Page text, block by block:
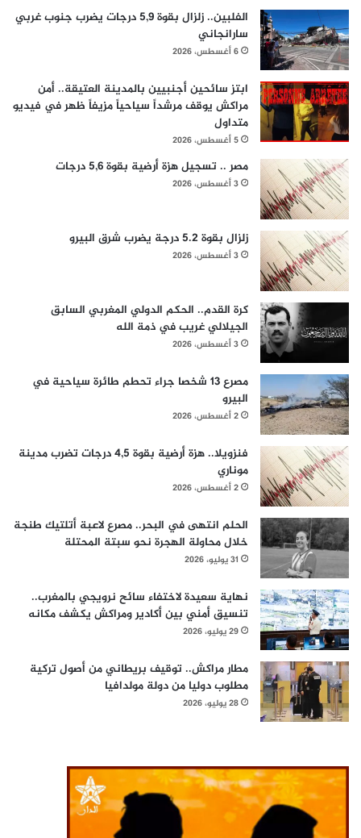
الفلبين.. زلزال بقوة 5,9 درجات يضرب جنوب غربي
سارانجاني
6 أغسطس، 2026
ابتز سائحين أجنبيين بالمدينة العتيقة.. أمن
مراكش يوقف مرشداً سياحياً مزيفاً ظهر في فيديو
متداول
5 أغسطس، 2026
مصر .. تسجيل هزة أرضية بقوة 5,6 درجات
3 أغسطس، 2026
زلزال بقوة 5.2 درجة يضرب شرق البيرو
3 أغسطس، 2026
كرة القدم.. الحكم الدولي المغربي السابق
الجيلالي غريب في ذمة الله
3 أغسطس، 2026
مصرع 13 شخصا جراء تحطم طائرة سياحية في
البيرو
2 أغسطس، 2026
فنزويلا.. هزة أرضية بقوة 4,5 درجات تضرب مدينة
موناري
2 أغسطس، 2026
الحلم انتهى في البحر.. مصرع لاعبة أتلتيك طنجة
خلال محاولة الهجرة نحو سبتة المحتلة
31 يوليو، 2026
نهاية سعيدة لاختفاء سائح نرويجي بالمغرب..
تنسيق أمني بين أكادير ومراكش يكشف مكانه
29 يوليو، 2026
مطار مراكش.. توقيف بريطاني من أصول تركية
مطلوب دوليا من دولة مولدافيا
28 يوليو، 2026